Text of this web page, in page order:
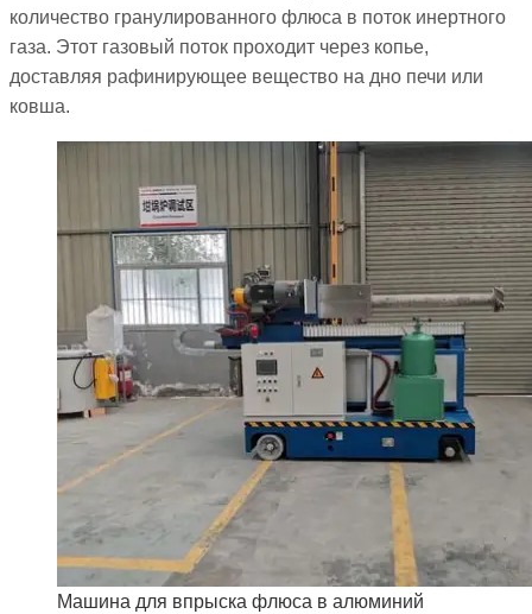
количество гранулированного флюса в поток инертного
газа. Этот газовый поток проходит через копье,
доставляя рафинирующее вещество на дно печи или
ковша.
Машина для впрыска флюса в алюминий